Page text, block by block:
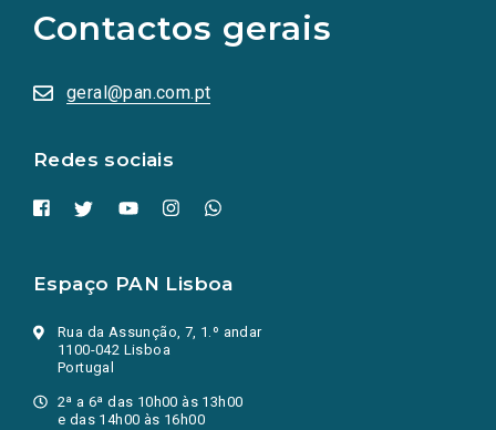
Contactos gerais
geral@pan.com.pt
Redes sociais
redes
sociais
numa
nova
Espaço PAN Lisboa
Rua da Assunção, 7, 1.º andar
1100-042 Lisboa
Portugal
2ª a 6ª das 10h00 às 13h00
e das 14h00 às 16h00